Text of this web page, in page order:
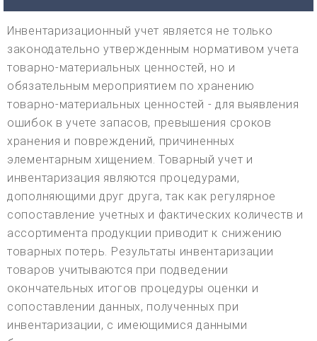
Инвентаризационный учет является не только
законодательно утвержденным нормативом учета
товарно-материальных ценностей, но и
обязательным мероприятием по хранению
товарно-материальных ценностей - для выявления
ошибок в учете запасов, превышения сроков
хранения и повреждений, причиненных
элементарным хищением. Товарный учет и
инвентаризация являются процедурами,
дополняющими друг друга, так как регулярное
сопоставление учетных и фактических количеств и
ассортимента продукции приводит к снижению
товарных потерь. Результаты инвентаризации
товаров учитываются при подведении
окончательных итогов процедуры оценки и
сопоставлении данных, полученных при
инвентаризации, с имеющимися данными